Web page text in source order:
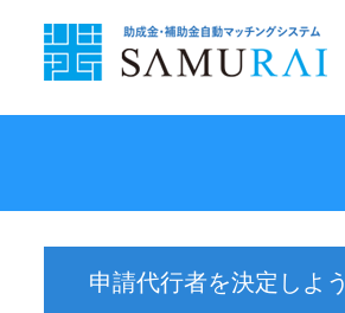
申請代行者を決定しよう